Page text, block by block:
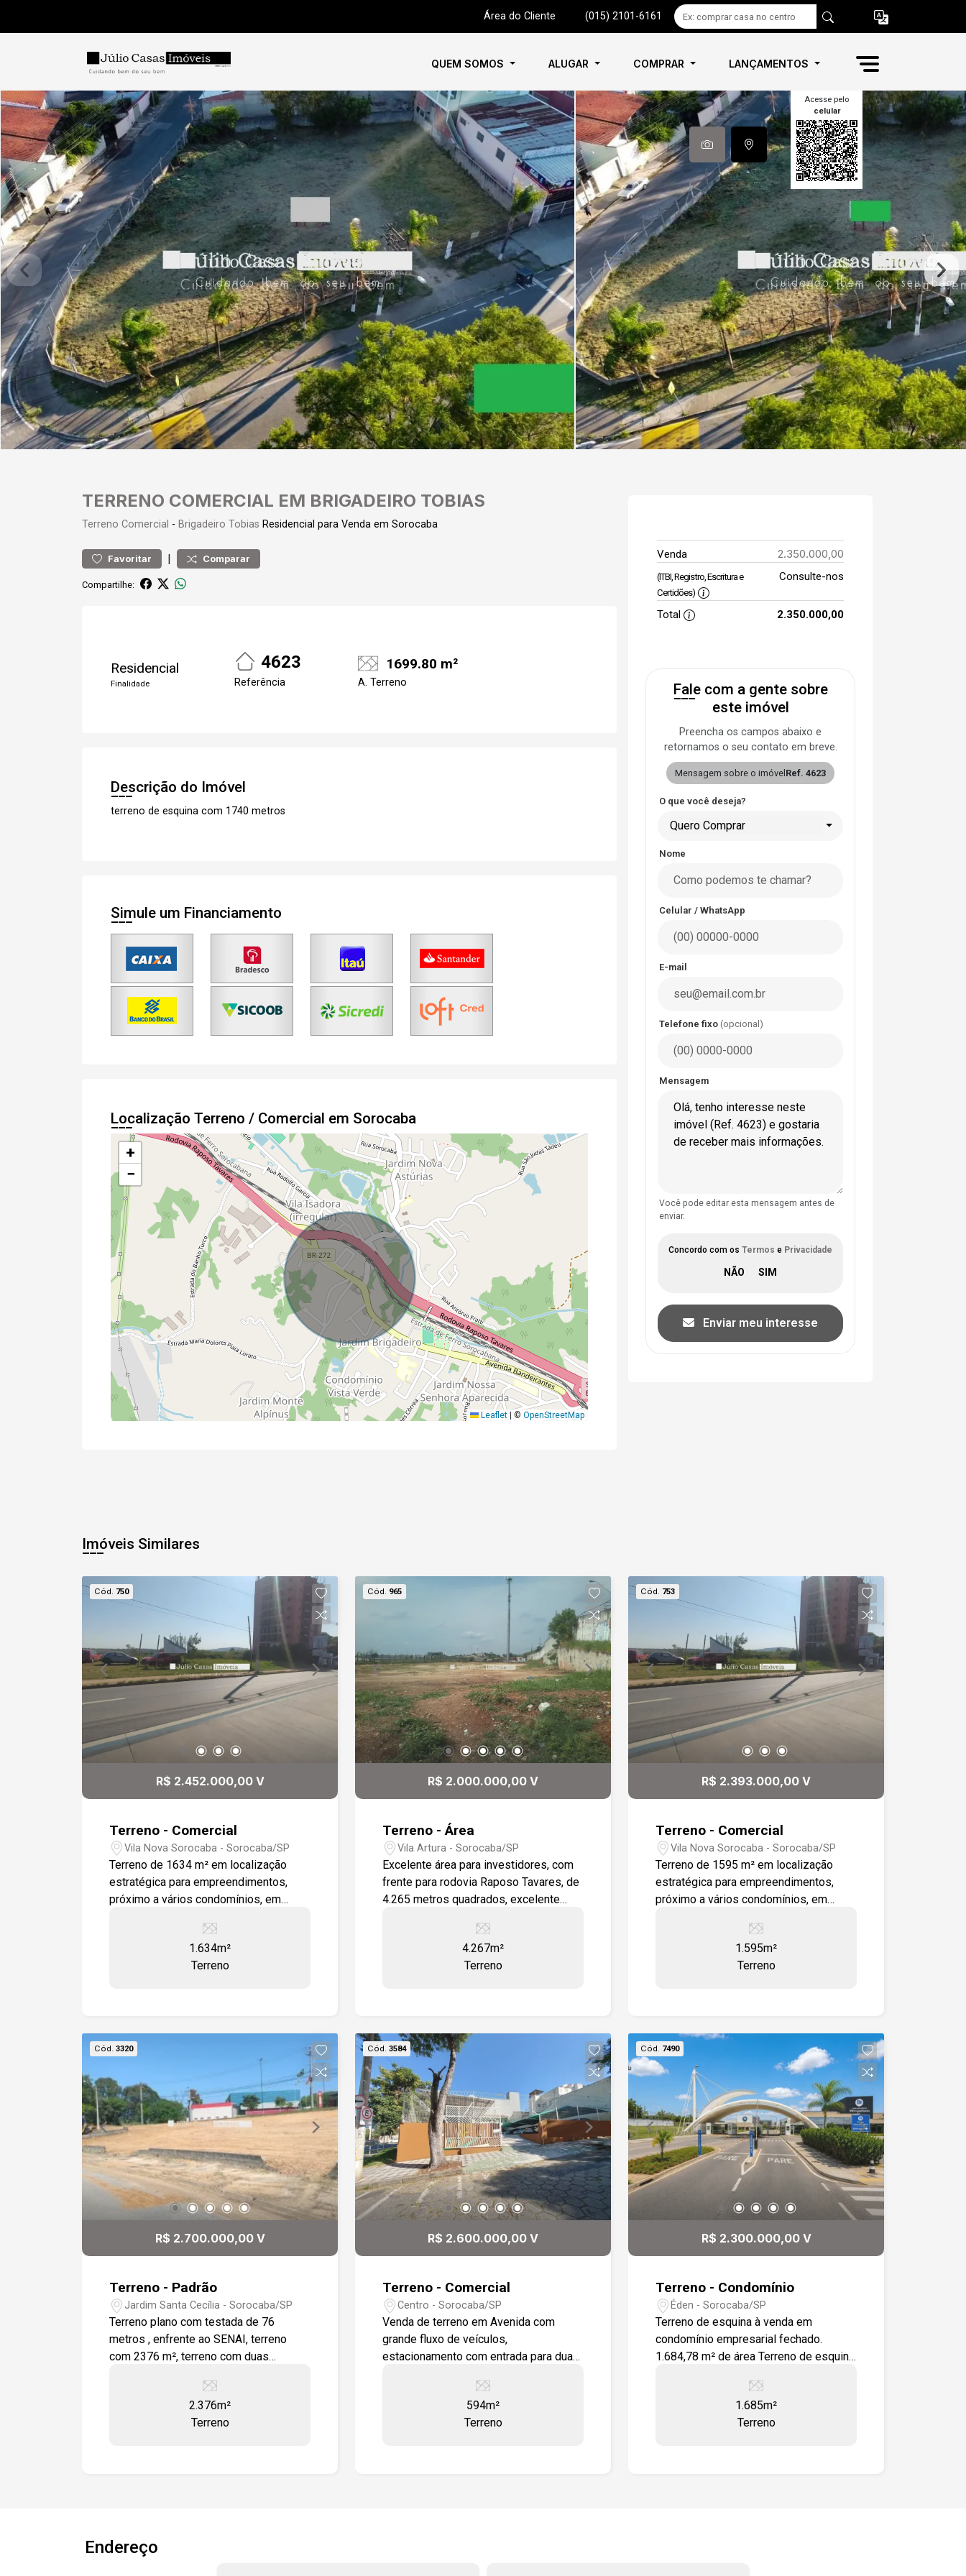
Área do Cliente (015) 2101-6161
QUEM SOMOS ALUGAR COMPRAR LANÇAMENTOS
Acesse pelo
celular
TERRENO COMERCIAL EM BRIGADEIRO TOBIAS
Terreno Comercial - Brigadeiro Tobias Residencial para Venda em Sorocaba
Favoritar | Comparar
Compartilhe:
Residencial
Finalidade
4623
Referência
1699.80 m²
A. Terreno
Descrição do Imóvel
terreno de esquina com 1740 metros
Simule um Financiamento
Localização Terreno / Comercial em Sorocaba
+
−
Leaflet © OpenStreetMap
Venda 2.350.000,00
(ITBI, Registro, Escritura e
Certidões)
Consulte-nos
Total 2.350.000,00
Fale com a gente sobre
este imóvel
Preencha os campos abaixo e
retornamos o seu contato em breve.
Mensagem sobre o imóvel Ref. 4623
O que você deseja?
Quero Comprar
Nome
Celular / WhatsApp
E-mail
Telefone fixo (opcional)
Mensagem
Você pode editar esta mensagem antes de
enviar.
Concordo com os Termos e Privacidade
Enviar meu interesse
Imóveis Similares
Cód. 750
R$ 2.452.000,00 V
Terreno - Comercial
Vila Nova Sorocaba - Sorocaba/SP
Terreno de 1634 m² em localização
estratégica para empreendimentos,
próximo a vários condomínios, em
acesso a rodovia Castelo Branco.
1.634m²
Terreno
Cód. 965
R$ 2.000.000,00 V
Terreno - Área
Vila Artura - Sorocaba/SP
Excelente área para investidores, com
frente para rodovia Raposo Tavares, de
4.265 metros quadrados, excelente
transportadoras, um centro de
4.267m²
Terreno
Cód. 753
R$ 2.393.000,00 V
Terreno - Comercial
Vila Nova Sorocaba - Sorocaba/SP
Terreno de 1595 m² em localização
estratégica para empreendimentos,
próximo a vários condomínios, em
acesso a rodovia Castelo Branco.
1.595m²
Terreno
Cód. 3320
R$ 2.700.000,00 V
Terreno - Padrão
Jardim Santa Cecília - Sorocaba/SP
Terreno plano com testada de 76
metros , enfrente ao SENAI, terreno
com 2376 m², terreno com duas
2.376m²
Terreno
Cód. 3584
R$ 2.600.000,00 V
Terreno - Comercial
Centro - Sorocaba/SP
Venda de terreno em Avenida com
grande fluxo de veículos,
estacionamento com entrada para duas
594m²
Terreno
Cód. 7490
R$ 2.300.000,00 V
Terreno - Condomínio
Éden - Sorocaba/SP
Terreno de esquina à venda em
condomínio empresarial fechado.
1.684,78 m² de área Terreno de esquina
amplo potencial para implantação de
empresas, com infraestrutura moderna
e segurança de alto padrão. Condomínio
1.685m²
Terreno
Endereço